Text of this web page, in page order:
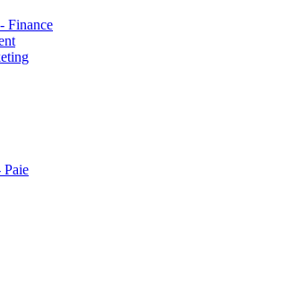
Finance
Paie